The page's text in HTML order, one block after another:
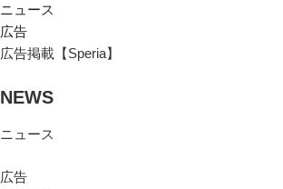
ニュース
広告
広告掲載【Speria】
NEWS
ニュース
広告